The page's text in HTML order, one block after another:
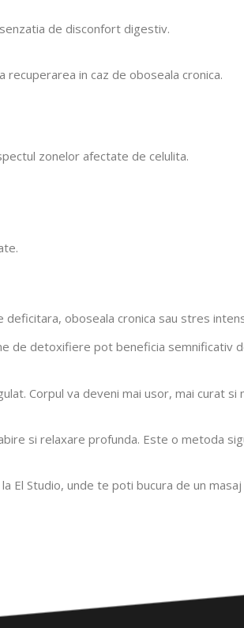
de disconfort digestiv.
in caz de oboseala cronica.
zonelor afectate de celulita.
oboseala cronica sau stres
de detoxifiere pot beneficia semnificativ
Corpul va deveni mai usor, mai curat si
si relaxare profunda. Este o metoda
El Studio, unde te poti bucura de un